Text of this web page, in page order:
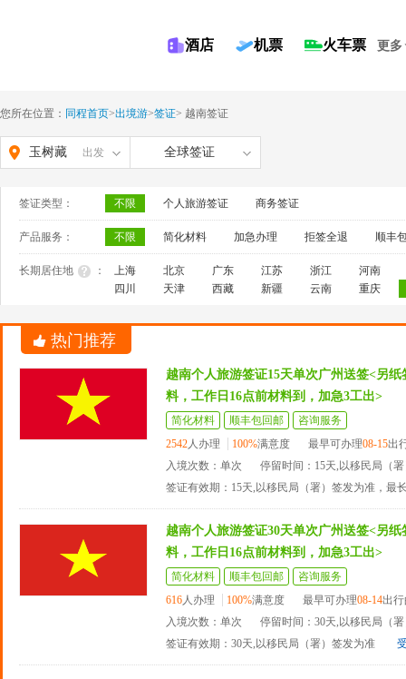
酒店 机票 火车票 更多
您所在位置： 同程首页>出境游>签证> 越南签证
玉树藏 出发 全球签证
签证类型： 不限 个人旅游签证 商务签证
产品服务： 不限 简化材料 加急办理 拒签全退 顺丰
长期居住地 ： 上海 北京 广东 江苏 浙江
河南
四川
天津 西藏 新疆 云南 重庆
热门推荐
越南个人旅游签证15天单次广州送签<另
料，工作日16点前材料到，加急3工出>
简化材料 顺丰包回邮
咨询服务
2542人办理 100%满意度 最早可办理08-15出
入境次数：单次
停留时间：15天,以移民局（
签证有效期：15天,以移民局（署）签发为准，最
越南个人旅游签证30天单次广州送签<另
料，工作日16点前材料到，加急3工出>
简化材料 顺丰包回邮
咨询服务
616人办理 100%满意度 最早可办理08-14出
入境次数：单次
停留时间：30天,以移民局（
签证有效期：30天,以移民局（署）签发为准